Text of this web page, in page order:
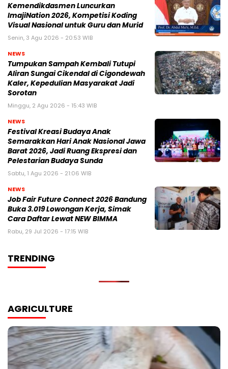
Kemendikdasmen Luncurkan
ImajiNation 2026, Kompetisi Koding
Visual Nasional untuk Guru dan Murid
Senin, 3 Agu 2026 - 20:53 WIB
NEWS
Tumpukan Sampah Kembali Tutupi
Aliran Sungai Cikendal di Cigondewah
Kaler, Kepedulian Masyarakat Jadi
Sorotan
Minggu, 2 Agu 2026 - 15:43 WIB
NEWS
Festival Kreasi Budaya Anak
Semarakkan Hari Anak Nasional Jawa
Barat 2026, Jadi Ruang Ekspresi dan
Pelestarian Budaya Sunda
Sabtu, 1 Agu 2026 - 21:06 WIB
NEWS
Job Fair Future Connect 2026 Bandung
Buka 3.019 Lowongan Kerja, Simak
Cara Daftar Lewat NEW BIMMA
Rabu, 29 Jul 2026 - 17:15 WIB
TRENDING
AGRICULTURE